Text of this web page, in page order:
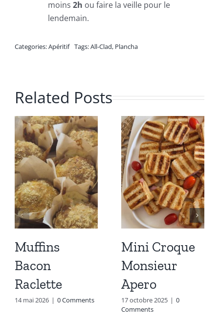
moins2h ou faire la veille pour le
lendemain.
Categories:Apéritif Tags:All-Clad, Plancha
Related Posts
Muffins
Bacon
Raclette
14 mai 2026 | 0 Comments
Mini Croque
Monsieur
Apero
17 octobre 2025 | 0
Comments